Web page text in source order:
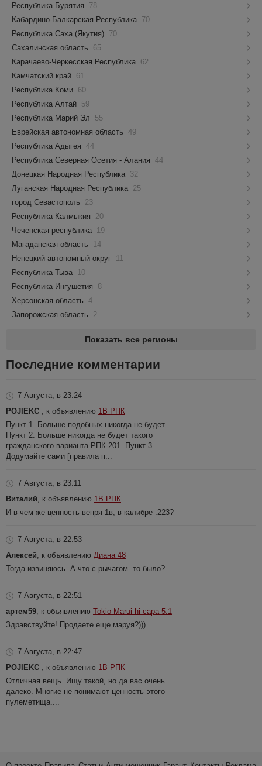
Республика Бурятия
78
Кабардино-Балкарская Республика 70
Республика Саха (Якутия) 70
Сахалинская область
65
Карачаево-Черкесская Республика 62
Камчатский край 61
Республика Коми 60
Республика Алтай 59
Республика Марий Эл
55
Еврейская автономная область 49
Республика Адыгея 44
Республика Северная Осетия - Алания 44
Донецкая Народная Республика 32
Луганская Народная Республика 25
город Севастополь
23
Республика Калмыкия
20
Чеченская республика
19
Магаданская область
14
Ненецкий автономный округ
11
Республика Тыва
10
Республика Ингушетия
8
Херсонская область 4
Запорожская область
2
Показать все регионы
Последние комментарии
7 Августа, в 23:24
POJIEKC , к объявлению 1В РПК
Пункт 1. Больше подобных никогда не будет.
Пункт 2. Больше никогда не будет такого
гражданского варианта РПК-201. Пункт 3.
Додумайте сами [правила п...
7 Августа, в 23:11
Виталий, к объявлению 1В РПК
И в чем же ценность вепря-1в, в калибре .223?
7 Августа, в 22:53
Алексей, к объявлению Диана 48
Тогда извиняюсь. А что с рычагом- то было?
7 Августа, в 22:51
артем59, к объявлению Tokio Marui hi-capa 5.1
Здравствуйте! Продаете еще маруя?)))
7 Августа, в 22:47
POJIEKC , к объявлению 1В РПК
Отличная вещь. Ищу такой, но да вас очень
далеко. Многие не понимают ценность этого
пулеметища....